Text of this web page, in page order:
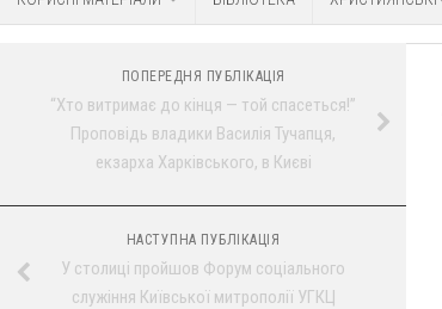
ПОПЕРЕДНЯ ПУБЛІКАЦІЯ
“Хто витримає до кінця — той спасеться!”
Проповідь владики Василія Тучапця,
екзарха Харківського, в Києві
НАСТУПНА ПУБЛІКАЦІЯ
У столиці пройшов Форум соціального
служіння Київської митрополії УГКЦ